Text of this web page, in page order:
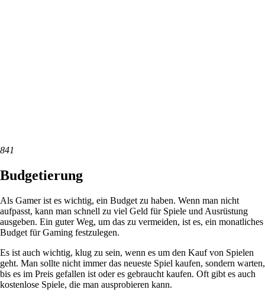
841
Budgetierung
Als Gamer ist es wichtig, ein Budget zu haben. Wenn man nicht
aufpasst, kann man schnell zu viel Geld für Spiele und Ausrüstung
ausgeben. Ein guter Weg, um das zu vermeiden, ist es, ein monatliches
Budget für Gaming festzulegen.
Es ist auch wichtig, klug zu sein, wenn es um den Kauf von Spielen
geht. Man sollte nicht immer das neueste Spiel kaufen, sondern warten,
bis es im Preis gefallen ist oder es gebraucht kaufen. Oft gibt es auch
kostenlose Spiele, die man ausprobieren kann.